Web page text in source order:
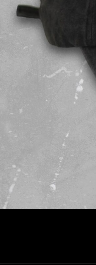
Натисніть, щоб